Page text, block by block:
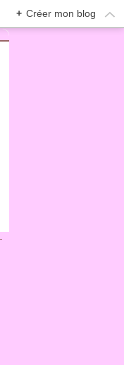
+ Créer mon blog